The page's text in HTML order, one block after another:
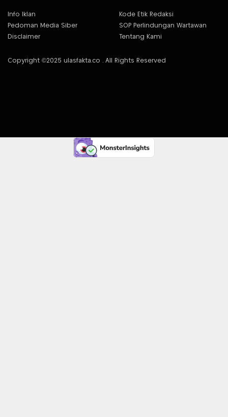
Info Iklan
Kode Etik Redaksi
Pedoman Media Siber
SOP Perlindungan Wartawan
Disclaimer
Tentang Kami
Copyright ©2025 ulasfakta.co . All Rights Reserved